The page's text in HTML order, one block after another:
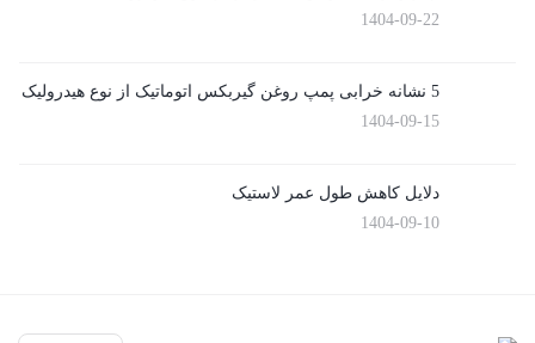
1404-09-22
5 نشانه خرابی پمپ روغن گیربکس اتوماتیک از نوع هیدرولیک
1404-09-15
دلایل کاهش طول عمر لاستیک
1404-09-10